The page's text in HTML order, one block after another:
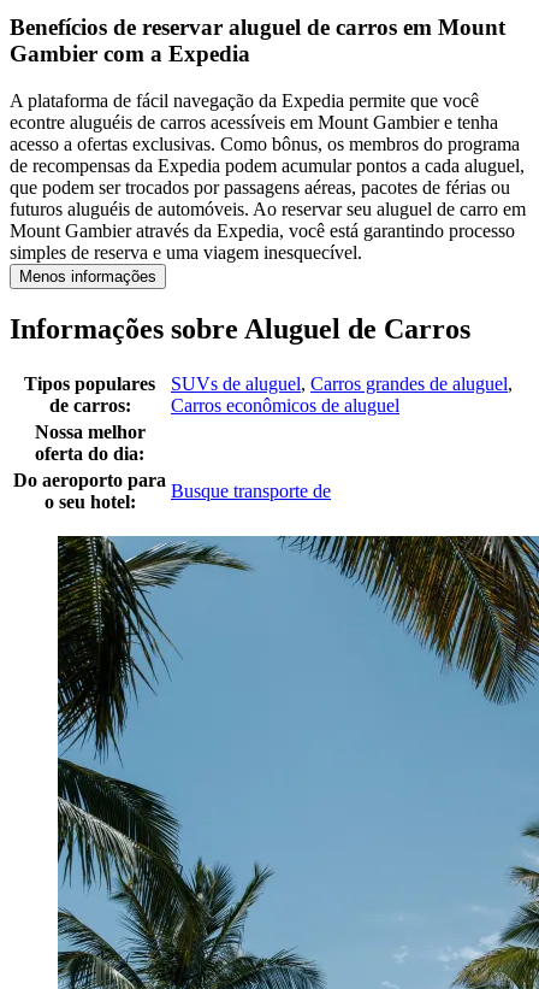
Benefícios de reservar aluguel de carros em Mount
Gambier com a Expedia
A plataforma de fácil navegação da Expedia permite que você
econtre aluguéis de carros acessíveis em Mount Gambier e tenha
acesso a ofertas exclusivas. Como bônus, os membros do programa
de recompensas da Expedia podem acumular pontos a cada aluguel,
que podem ser trocados por passagens aéreas, pacotes de férias ou
futuros aluguéis de automóveis. Ao reservar seu aluguel de carro em
Mount Gambier através da Expedia, você está garantindo processo
simples de reserva e uma viagem inesquecível.
Menos informações
Informações sobre Aluguel de Carros
Tipos populares
de carros:
SUVs de aluguel, Carros grandes de aluguel,
Carros econômicos de aluguel
Nossa melhor
oferta do dia:
Do aeroporto para
o seu hotel:
Busque transporte de